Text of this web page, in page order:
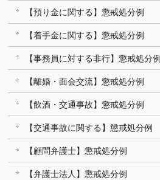
【預り金に関する】懲戒処分例
【着手金に関する】懲戒処分例
【事務員に対する非行】懲戒処分例
【離婚・面会交流】懲戒処分例
【飲酒・交通事故】懲戒処分例
【交通事故に関する】懲戒処分例
【顧問弁護士】懲戒処分例
【弁護士法人】懲戒処分例